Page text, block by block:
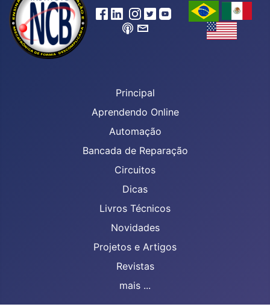
Principal
Aprendendo Online
Automação
Bancada de Reparação
Circuitos
Dicas
Livros Técnicos
Novidades
Projetos e Artigos
Revistas
mais ...